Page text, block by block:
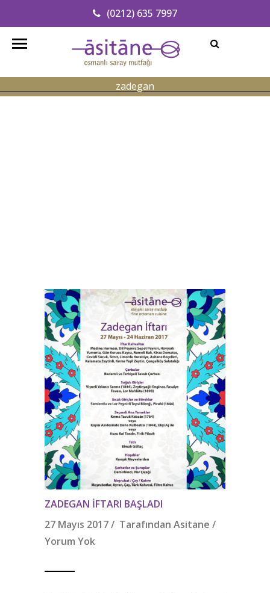
(0212) 635 7997
Adresimizi Bulun
info@asitanerestaurant.com
zadegan
ZADEGAN İFTARI BAŞLADI
27 Mayıs 2017 / Tarafından Asitane /
Yorum Yok